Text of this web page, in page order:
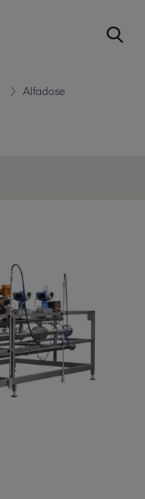
Alfadose